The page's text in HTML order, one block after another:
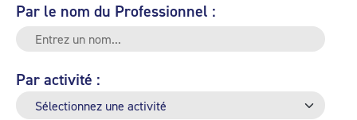
Par le nom du Professionnel :
Par activité :